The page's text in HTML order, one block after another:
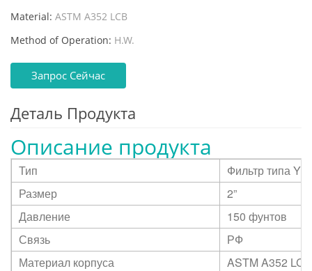
Material: ASTM A352 LCB
Method of Operation: H.W.
Запрос Сейчас
Деталь Продукта
Описание продукта
Тип
Фильтр типа Y
Размер
2”
Давление
150 фунтов
Связь
РФ
Материал корпуса
ASTM A352 LCB